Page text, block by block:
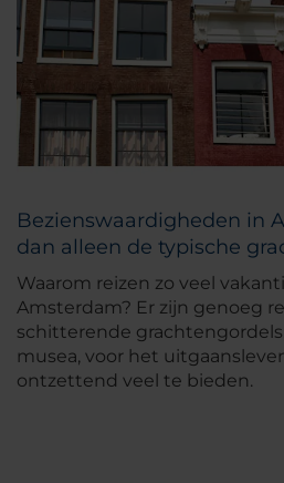
Bezienswaardigheden in
dan alleen de typische
Waarom reizen zo veel
Amsterdam? Er zijn genoeg
schitterende
musea, voor het
ontzettend veel te bieden.